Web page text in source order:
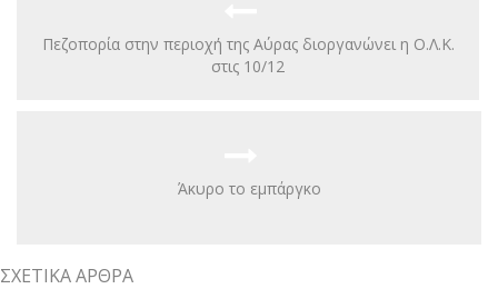
Πεζοπορία στην περιοχή της Αύρας διοργανώνει η Ο.Λ.Κ.
στις 10/12
Άκυρο το εμπάργκο
ΣΧΕΤΙΚΆ ΆΡΘΡΑ